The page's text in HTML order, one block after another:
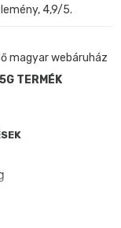
4,9/5.
magyar webáruház
TERMÉK